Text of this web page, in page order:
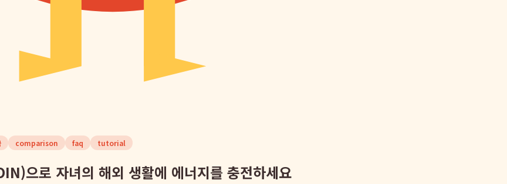
comparison faq tutorial
으로 자녀의 해외 생활에 에너지를 충전하세요